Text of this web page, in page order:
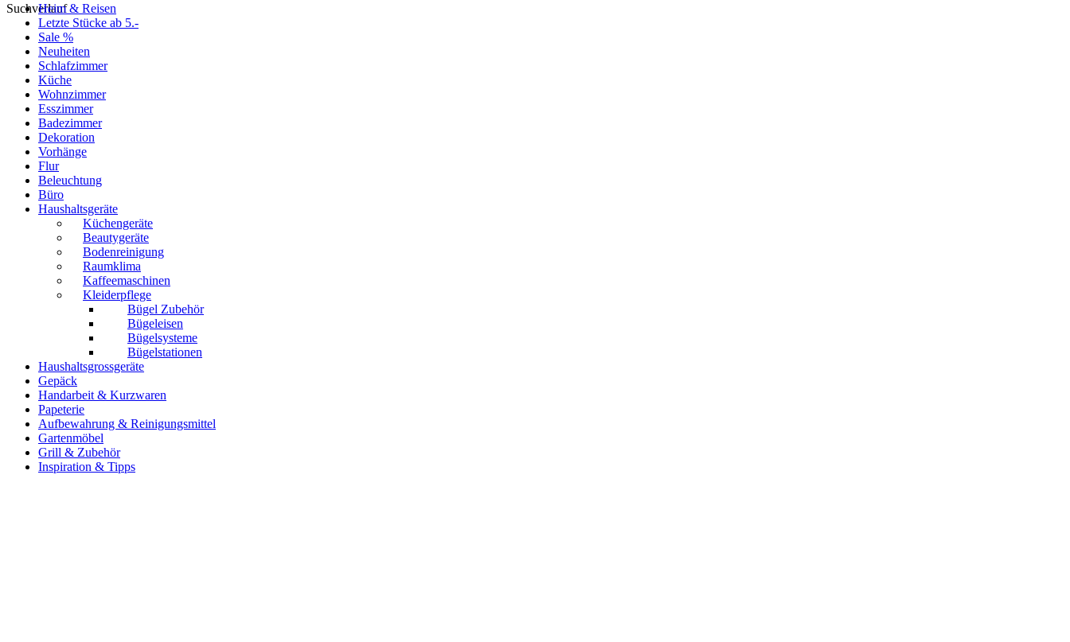
SuchverlaufHeim & Reisen
Letzte Stücke ab 5.-
Sale %
Neuheiten
Schlafzimmer
Küche
Wohnzimmer
Esszimmer
Badezimmer
Dekoration
Vorhänge
Flur
Beleuchtung
Büro
Haushaltsgeräte
Küchengeräte
Beautygeräte
Bodenreinigung
Raumklima
Kaffeemaschinen
Kleiderpflege
Bügel Zubehör
Bügeleisen
Bügelsysteme
Bügelstationen
Haushaltsgrossgeräte
Gepäck
Handarbeit & Kurzwaren
Papeterie
Aufbewahrung & Reinigungsmittel
Gartenmöbel
Grill & Zubehör
Inspiration & Tipps